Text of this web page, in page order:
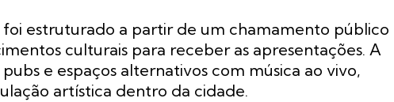
foi estruturado a partir de um chamamento público
culturais para receber as apresentações. A
e espaços alternativos com música ao vivo,
artística dentro da cidade.